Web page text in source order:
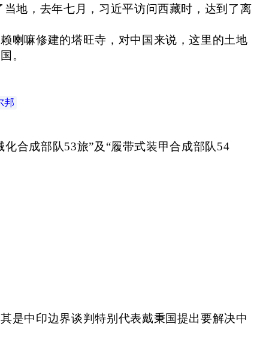
地，去年七月，习近平访问西藏时，达到了离
喇嘛修建的塔旺寺，对中国来说，这里的土地
。
邦
合成部队53旅”及“履带式装甲合成部队54
是中印边界谈判特别代表戴秉国提出要解决中